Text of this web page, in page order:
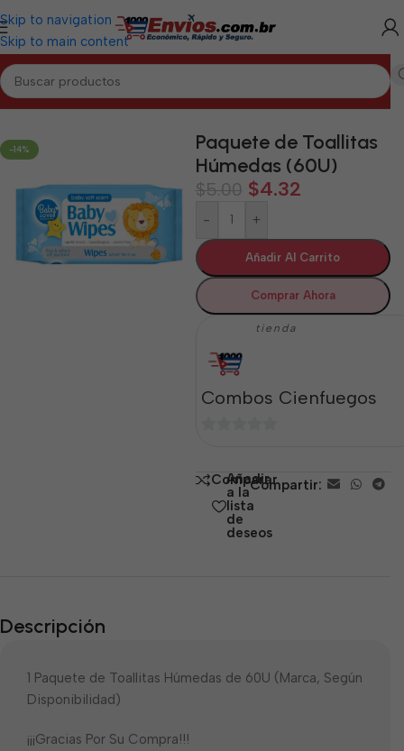
Skip to navigation
Skip to main content
Inicio/CIENFUEGOS/Aseo y Cuidado Personal Cienfuegos
-14%
Paquete de Toallitas
Húmedas (60U)
$5.00 $4.32
- +
Añadir Al Carrito
Comprar Ahora
tienda
Combos Cienfuegos
5 Comparar
Añadir
a la
lista
de
deseos
Compartir:
Descripción
1 Paquete de Toallitas Húmedas de 60U (Marca, Según
Disponibilidad)
¡¡¡Gracias Por Su Compra!!!